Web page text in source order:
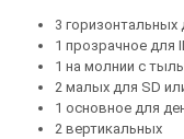
3 горизонтальных
1 прозрачное для
1 на молнии с
2 малых для SD
1 основное для
2 вертикальных